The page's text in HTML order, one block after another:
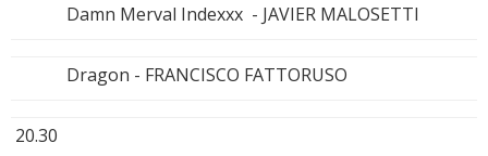
Damn Merval Indexxx - JAVIER MALOSETTI
Dragon - FRANCISCO FATTORUSO
20.30